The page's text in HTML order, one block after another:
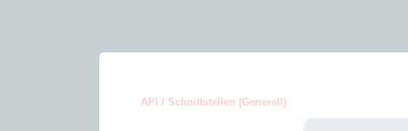
API / Schnittstellen (Generell)